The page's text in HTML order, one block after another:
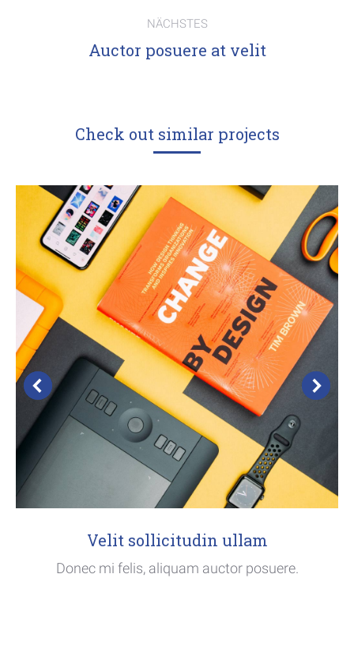
NÄCHSTES
Next
Auctor posuere at velit
Check out similar projects
Velit sollicitudin ullam
Donec mi felis, aliquam auctor posuere.